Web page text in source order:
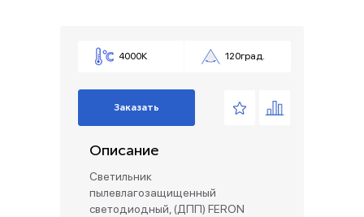
4000К 120град.
Заказать
Описание
Светильник
пылевлагозащищенный
светодиодный, (ДПП) FERON